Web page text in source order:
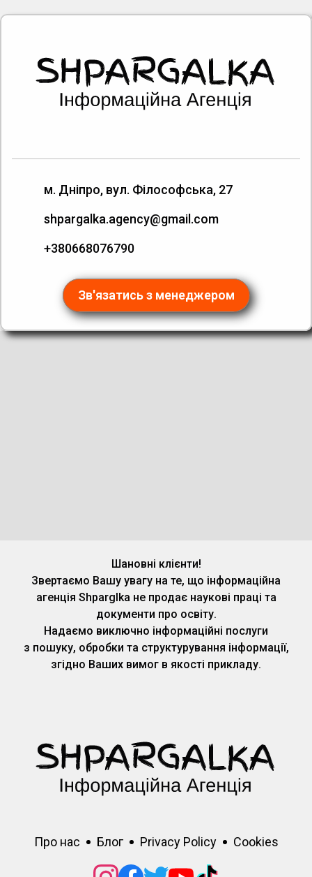
м. Дніпро, вул. Філософська, 27
shpargalka.agency@gmail.com
+380668076790
Зв'язатись з менеджером
Шановні клієнти!
Звертаємо Вашу увагу на те, що інформаційна
агенція Shparglka не продає наукові праці та
документи про освіту.
Надаємо виключно інформаційні послуги
з пошуку, обробки та структурування інформації,
згідно Ваших вимог в якості прикладу.
Про нас Блог Privacy Policy Cookies